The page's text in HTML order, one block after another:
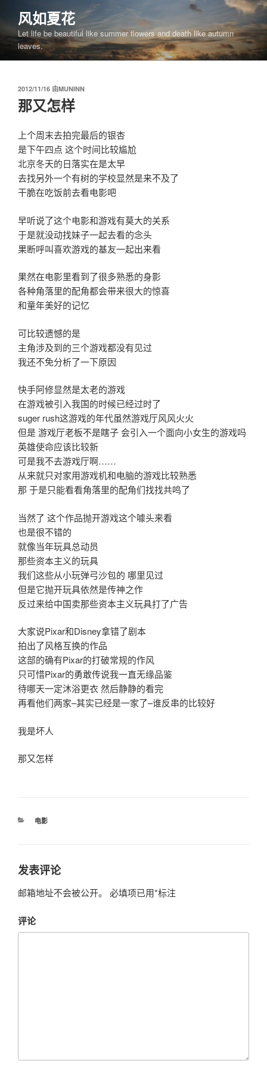
内
风如夏花
Let life be beautiful like summer flowers and death like autumn
leaves.
发
布
于
2012/11/16 由MUNINN
那又怎样
上个周末去拍完最后的银杏
是下午四点 这个时间比较尴尬
北京冬天的日落实在是太早
去找另外一个有树的学校显然是来不及了
干脆在吃饭前去看电影吧
早听说了这个电影和游戏有莫大的关系
于是就没动找妹子一起去看的念头
果断呼叫喜欢游戏的基友一起出来看
果然在电影里看到了很多熟悉的身影
各种角落里的配角都会带来很大的惊喜
和童年美好的记忆
可比较遗憾的是
主角涉及到的三个游戏都没有见过
我还不免分析了一下原因
快手阿修显然是太老的游戏
在游戏被引入我国的时候已经过时了
suger rush这游戏的年代虽然游戏厅风风火火
但是 游戏厅老板不是瞎子 会引入一个面向小女生的游戏吗
英雄使命应该比较新
可是我不去游戏厅啊……
从来就只对家用游戏机和电脑的游戏比较熟悉
那 于是只能看看角落里的配角们找找共鸣了
当然了 这个作品抛开游戏这个噱头来看
也是很不错的
就像当年玩具总动员
那些资本主义的玩具
我们这些从小玩弹弓沙包的 哪里见过
但是它抛开玩具依然是传神之作
反过来给中国卖那些资本主义玩具打了广告
大家说Pixar和Disney拿错了剧本
拍出了风格互换的作品
这部的确有Pixar的打破常规的作风
只可惜Pixar的勇敢传说我一直无缘品鉴
待哪天一定沐浴更衣 然后静静的看完
再看他们两家–其实已经是一家了–谁反串的比较好
我是坏人
那又怎样
分
电影
发表评论
邮箱地址不会被公开。 必填项已用*标注
评论